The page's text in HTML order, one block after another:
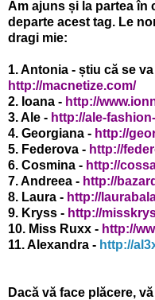
Am ajuns și la partea în
departe acest tag. Le
dragi mie:
1. Antonia - știu că se
http://macnetize.com/
2. Ioana - http://
3. Ale - http://ale-
4. Georgiana - http://
5. Federova - http://
6. Cosmina - http://
7. Andreea - http://
8. Laura - http://
9. Kryss - http://
10. Miss Ruxx - http://
11. Alexandra - http://
Dacă vă face plăcere,